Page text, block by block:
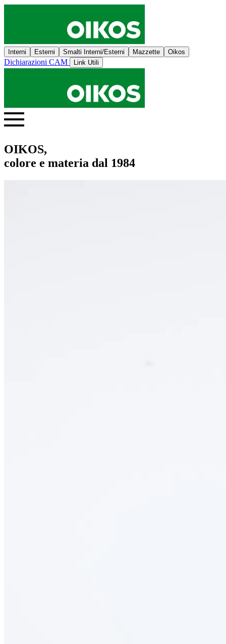
Interni Esterni Smalti Interni/Esterni Mazzette Oikos
Dichiarazioni CAM Link Utili
OIKOS,
colore e materia dal 1984